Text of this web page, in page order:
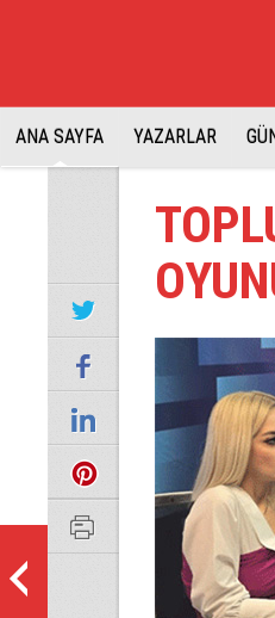
ANA SAYFA YAZARLAR